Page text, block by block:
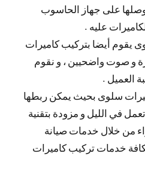
على جهاز الحاسوب
عليه .
يقوم أيضا بتركيب كاميرات
و صوت واضحيين ، و نقوم
العميل .
سلوى بحيث يمكن ربطها
في الليل و مزودة بتقنية
من خلال خدمات صيانة
خدمات تركيب كاميرات